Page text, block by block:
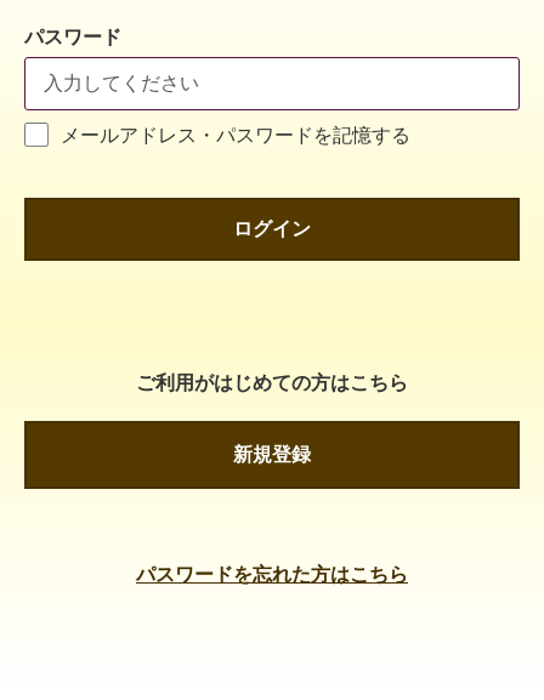
パスワード
メールアドレス・パスワードを記憶する
ログイン
ご利用がはじめての方はこちら
新規登録
パスワードを忘れた方はこちら